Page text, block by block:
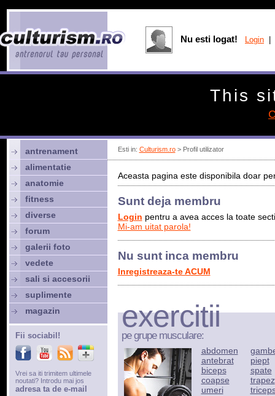
Esti in: Culturism.ro> Profil utilizator
Aceasta pagina este disponibila doar
Sunt deja membru
Login pentru a avea acces la toate
Mi-am uitat parola!
Nu sunt inca membru
Inregistreaza-te ACUM
exercitii
pe grupe musculare:
abdomen
antebrat
biceps
coapse
umeri
piept
spate
trapez
antrenament
alimentatie
anatomie
fitness
diverse
forum
galerii foto
vedete
sali si accesorii
suplimente
magazin
Fii sociabil!
Vrei sa iti trimitem ultimele
noutati? Introdu mai jos
adresa ta de e-mail
Nu esti logat! Login
This